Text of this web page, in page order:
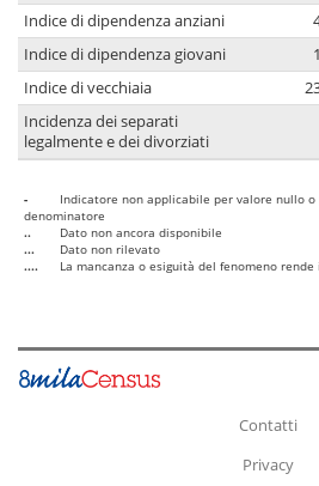
Indice di dipendenza anziani
Indice di dipendenza giovani
Indice di vecchiaia
Incidenza dei separati
legalmente e dei divorziati
-
Indicatore non applicabile per valore nullo
denominatore
..
Dato non ancora disponibile
...
Dato non rilevato
....
La mancanza o esiguità del fenomeno
Contatti
Privacy